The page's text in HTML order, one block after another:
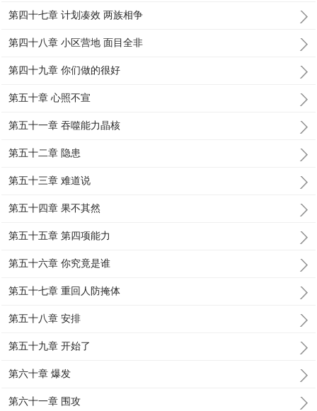
第四十七章 计划凑效 两族相争
第四十八章 小区营地 面目全非
第四十九章 你们做的很好
第五十章 心照不宣
第五十一章 吞噬能力晶核
第五十二章 隐患
第五十三章 难道说
第五十四章 果不其然
第五十五章 第四项能力
第五十六章 你究竟是谁
第五十七章 重回人防掩体
第五十八章 安排
第五十九章 开始了
第六十章 爆发
第六十一章 围攻